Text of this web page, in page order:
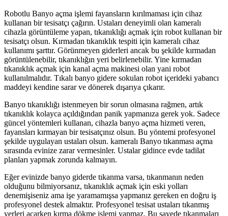
Robotlu Banyo açma işlemi fayansların kırılmaması için cihaz
kullanan bir tesisatçı çağırın. Ustaları deneyimli olan kameralı
cihazla görüntüleme yapan, tıkanıklığı açmak için robot kullanan bir
tesisatçı olsun. Kırmadan tıkanıklık tespiti için kameralı cihaz
kullanımı şarttır. Görünmeyen giderleri ancak bu şekilde kırmadan
görüntülenebilir, tıkanıklığın yeri belirlenebilir. Yine kırmadan
tıkanıklık açmak için kanal açma makinesi olan yani robot
kullanılmalıdır. Tıkalı banyo gidere sokulan robot içerideki yabancı
maddeyi kendine sarar ve dönerek dışarıya çıkarır.
Banyo tıkanıklığı istenmeyen bir sorun olmasına rağmen, artık
tıkanıklık kolayca açıldığından panik yapmanıza gerek yok. Sadece
güncel yöntemleri kullanan, cihazla banyo açma hizmeti veren,
fayansları kırmayan bir tesisatçınız olsun. Bu yöntemi profesyonel
şekilde uygulayan ustaları olsun. kameralı Banyo tıkanması açma
sırasında evinize zarar vermesinler. Ustalar gidince evde tadilat
planları yapmak zorunda kalmayın.
Eğer evinizde banyo giderde tıkanma varsa, tıkanmanın neden
olduğunu bilmiyorsanız, tıkanıklık açmak için eski yolları
denemişiseniz ama işe yaramamışsa yapmanız gereken en doğru iş
profesyonel destek almaktır. Profesyonel tesisat ustaları tıkanmış
yerleri açarken kırma dökme işlemi yapmaz. Bu sayede tıkanmaları